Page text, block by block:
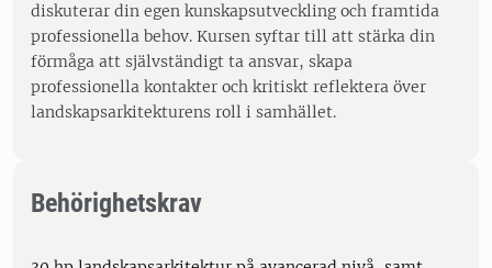
diskuterar din egen kunskapsutveckling och framtida
professionella behov. Kursen syftar till att stärka din
förmåga att självständigt ta ansvar, skapa
professionella kontakter och kritiskt reflektera över
landskapsarkitekturens roll i samhället.
Behörighetskrav